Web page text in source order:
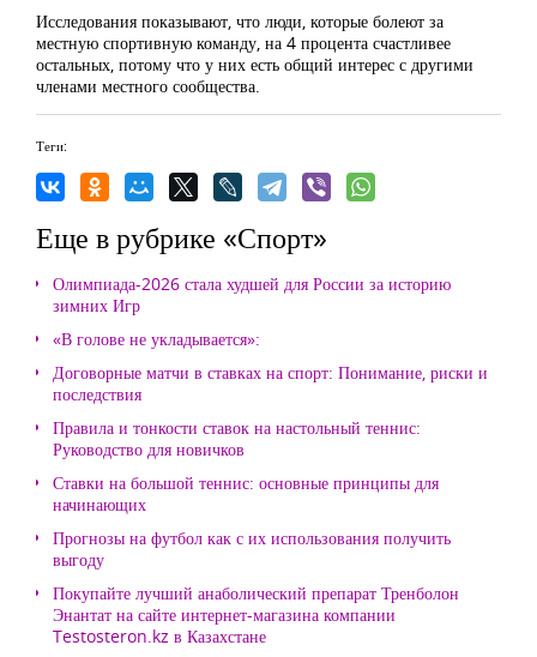
Исследования показывают, что люди, которые болеют за
местную спортивную команду, на 4 процента счастливее
остальных, потому что у них есть общий интерес с другими
членами местного сообщества.
Теги:
Еще в рубрике «Спорт»
Олимпиада-2026 стала худшей для России за историю
зимних Игр
«В голове не укладывается»:
Договорные матчи в ставках на спорт: Понимание, риски и
последствия
Правила и тонкости ставок на настольный теннис:
Руководство для новичков
Ставки на большой теннис: основные принципы для
начинающих
Прогнозы на футбол как с их использования получить
выгоду
Покупайте лучший анаболический препарат Тренболон
Энантат на сайте интернет-магазина компании
Testosteron.kz в Казахстане